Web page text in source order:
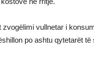
vullnetar i
po ashtu qytetarët